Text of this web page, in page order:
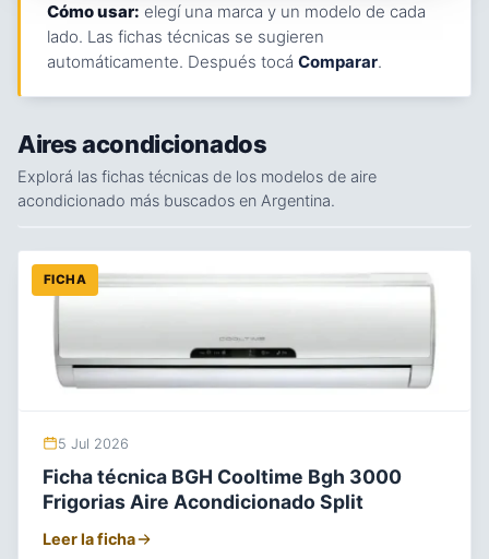
Cómo usar: elegí una marca y un modelo de cada
lado. Las fichas técnicas se sugieren
automáticamente. Después tocá Comparar.
Aires acondicionados
Explorá las fichas técnicas de los modelos de aire
acondicionado más buscados en Argentina.
FICHA
5 Jul 2026
Ficha técnica BGH Cooltime Bgh 3000
Frigorias Aire Acondicionado Split
Leer la ficha